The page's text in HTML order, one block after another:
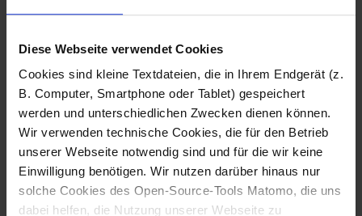
Diese Webseite verwendet Cookies
Cookies sind kleine Textdateien, die in Ihrem Endgerät (z.
B. Computer, Smartphone oder Tablet) gespeichert
werden und unterschiedlichen Zwecken dienen können.
Wir verwenden technische Cookies, die für den Betrieb
unserer Webseite notwendig sind und für die wir keine
Einwilligung benötigen. Wir nutzen darüber hinaus nur
solche Cookies des Open-Source-Tools Matomo, die uns
dabei helfen, die Nutzung unserer Webseite zu
Fotografo: Lorenz
Sternbach
Download
Fotografo: Lorenz
Sternbach
Download